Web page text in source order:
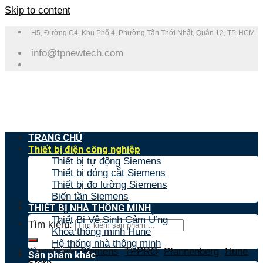
Skip to content
H5, Đường C4, Khu Phố 4, Phường Tân Thới Nhất, Quận 12, TP. HCM
info@tpnewtech.com
Tìm kiếm:
Tìm nhanh:Siemens,TPPRO,Pfannenberg,Hune,
TRANG CHỦ
Thiết bị điện công nghiệp
Thiết bị tự động Siemens
Thiết bị đóng cắt Siemens
Thiết bị đo lường Siemens
Biến tần Siemens
THIẾT BỊ NHÀ THÔNG MINH
Thiết Bị Vệ Sinh Cảm Ứng
Khóa thông minh Hune
Hệ thống nhà thông minh
Sản phẩm khác